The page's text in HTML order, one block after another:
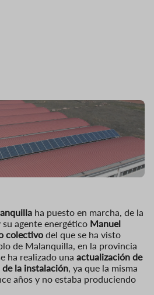
ha puesto en marcha, de la
su agente energético Manuel
colectivo del que se ha visto
de Malanquilla, en la provincia
ha realizado una actualización de
la instalación , ya que la misma
años y no estaba produciendo